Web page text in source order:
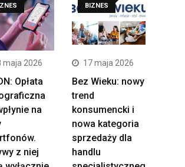
maja 2026
Opłata
na
z niej
BIZNES
17 maja 2026
Bez Wieku: nowy
trend
konsumencki i
nowa kategoria
sprzedaży dla
handlu